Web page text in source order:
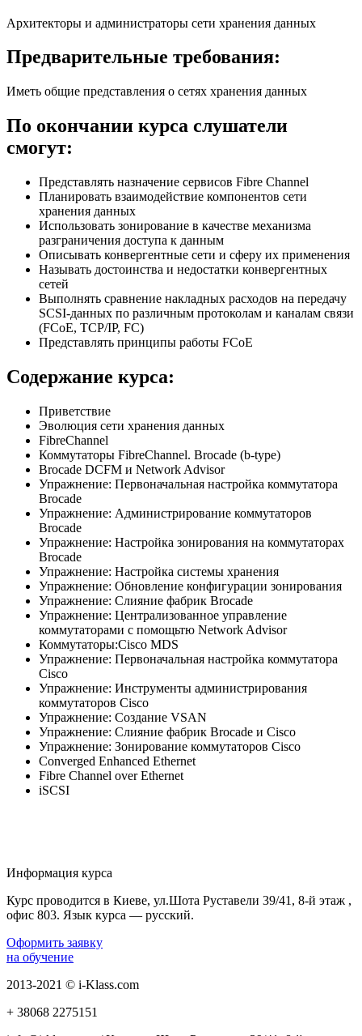
Архитекторы и администраторы сети хранения данных
Предварительные требования:
Иметь общие представления о сетях хранения данных
По окончании курса слушатели
смогут:
Представлять назначение сервисов Fibre Channel
Планировать взаимодействие компонентов сети
хранения данных
Использовать зонирование в качестве механизма
разграничения доступа к данным
Описывать конвергентные сети и сферу их применения
Называть достоинства и недостатки конвергентных
сетей
Выполнять сравнение накладных расходов на передачу
SCSI-данных по различным протоколам и каналам связи
(FCoE, TCP/IP, FC)
Представлять принципы работы FСoE
Содержание курса:
Приветствие
Эволюция сети хранения данных
FibreChannel
Коммутаторы FibreChannel. Brocade (b-type)
Brocade DCFM и Network Advisor
Упражнение: Первоначальная настройка коммутатора
Brocade
Упражнение: Администрирование коммутаторов
Brocade
Упражнение: Настройка зонирования на коммутаторах
Brocade
Упражнение: Настройка системы хранения
Упражнение: Обновление конфигурации зонирования
Упражнение: Слияние фабрик Brocade
Упражнение: Централизованное управление
коммутаторами с помощьтю Network Advisor
Коммутаторы:Cisco MDS
Упражнение: Первоначальная настройка коммутатора
Cisco
Упражнение: Инструменты администрирования
коммутаторов Cisco
Упражнение: Создание VSAN
Упражнение: Слияние фабрик Brocade и Cisco
Упражнение: Зонирование коммутаторов Cisco
Converged Enhanced Ethernet
Fibre Channel over Ethernet
iSCSI
Информация курса
Курс проводится в Киеве, ул.Шота Руставели 39/41, 8-й этаж ,
офис 803. Язык курса — русский.
Оформить заявку
на обучение
2013-2021 © i-Klass.com
+ 38068 2275151